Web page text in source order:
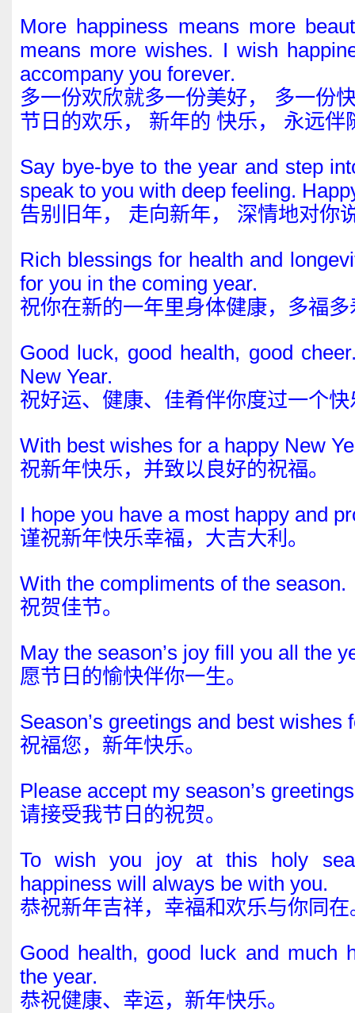
More happiness means more
means more wishes. I wish
accompany you forever.
多一份欢欣就多一份美好， 多一份
节日的欢乐， 新年的 快乐， 永远伴
Say bye-bye to the year and step
speak to you with deep feeling.
告别旧年， 走向新年， 深情地对你
Rich blessings for health and
for you in the coming year.
祝你在新的一年里身体健康，多福多
Good luck, good health, good
New Year.
祝好运、健康、佳肴伴你度过一个
With best wishes for a happy New
祝新年快乐，并致以良好的祝福。
I hope you have a most happy and
谨祝新年快乐幸福，大吉大利。
With the compliments of the season.
祝贺佳节。
May the season’s joy fill you all the
愿节日的愉快伴你一生。
Season’s greetings and best wishes
祝福您，新年快乐。
Please accept my season’s
请接受我节日的祝贺。
To wish you joy at this holy
happiness will always be with you.
恭祝新年吉祥，幸福和欢乐与你同在
Good health, good luck and much
the year.
恭祝健康、幸运，新年快乐。